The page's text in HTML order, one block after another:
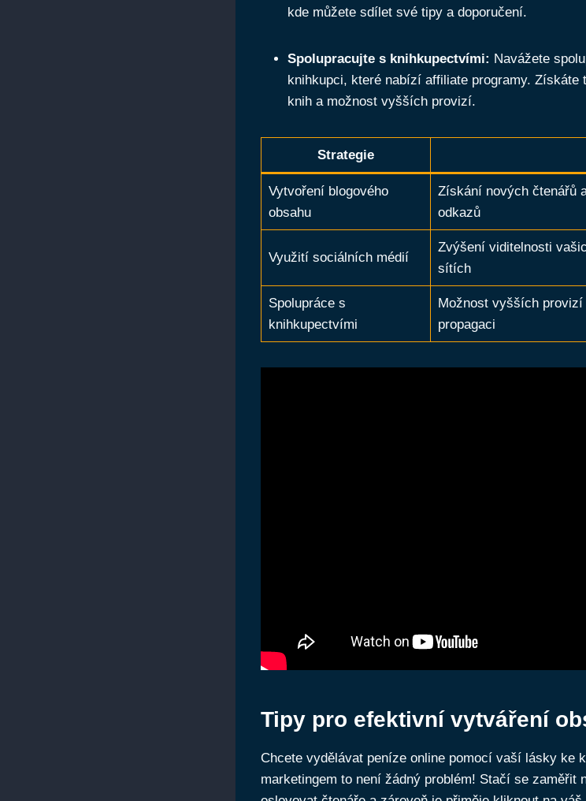
kde můžete sdílet své tipy a doporučení.
Spolupracujte s knihkupectvími: Navážete
knihkupci, které nabízí affiliate programy.
knih a možnost vyšších provizí.
Strategie
Vytvoření blogového
obsahu
Získání nových čtenářů
odkazů
Využití sociálních médií
Zvýšení viditelnosti
sítích
Spolupráce s
knihkupectvími
Možnost vyšších
propagaci
Tipy pro efektivní vytváření
Chcete vydělávat peníze online pomocí vaší lásky ke
marketingem to není žádný problém! Stačí se zaměřit